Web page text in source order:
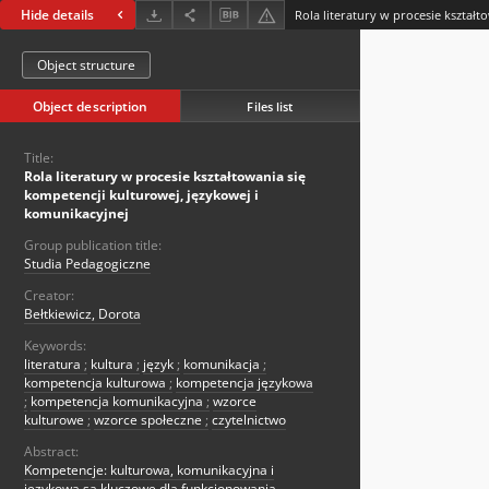
Hide details
Object structure
Object description Files list
Title:
Rola literatury w procesie kształtowania się
kompetencji kulturowej, językowej i
komunikacyjnej
Group publication title:
Studia Pedagogiczne
Creator:
Bełtkiewicz, Dorota
Keywords:
literatura ; kultura ; język ; komunikacja ;
kompetencja kulturowa ; kompetencja językowa
; kompetencja komunikacyjna ; wzorce
kulturowe ; wzorce społeczne ; czytelnictwo
Abstract:
Kompetencje: kulturowa, komunikacyjna i